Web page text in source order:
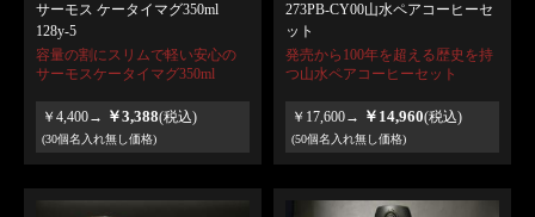
サーモス ケータイマグ350ml
128y-5
容量の割にスリムで軽い安心の
サーモスケータイマグ350ml
￥4,400→ ￥3,388(税込)
(30個名入れ無し価格)
273PB-CY00山水ペアコーヒーセ
ット
発売から100年を超える歴史を持
つ山水ペアコーヒーセット
￥17,600→ ￥14,960(税込)
(50個名入れ無し価格)